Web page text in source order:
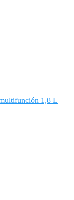
1,8 L